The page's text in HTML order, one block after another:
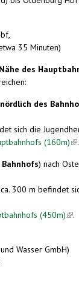
35 Minuten)
des
nördlich des
sich die
(160m)
.
) nach
300 m befindet
(450m)
.
Wasser GmbH)